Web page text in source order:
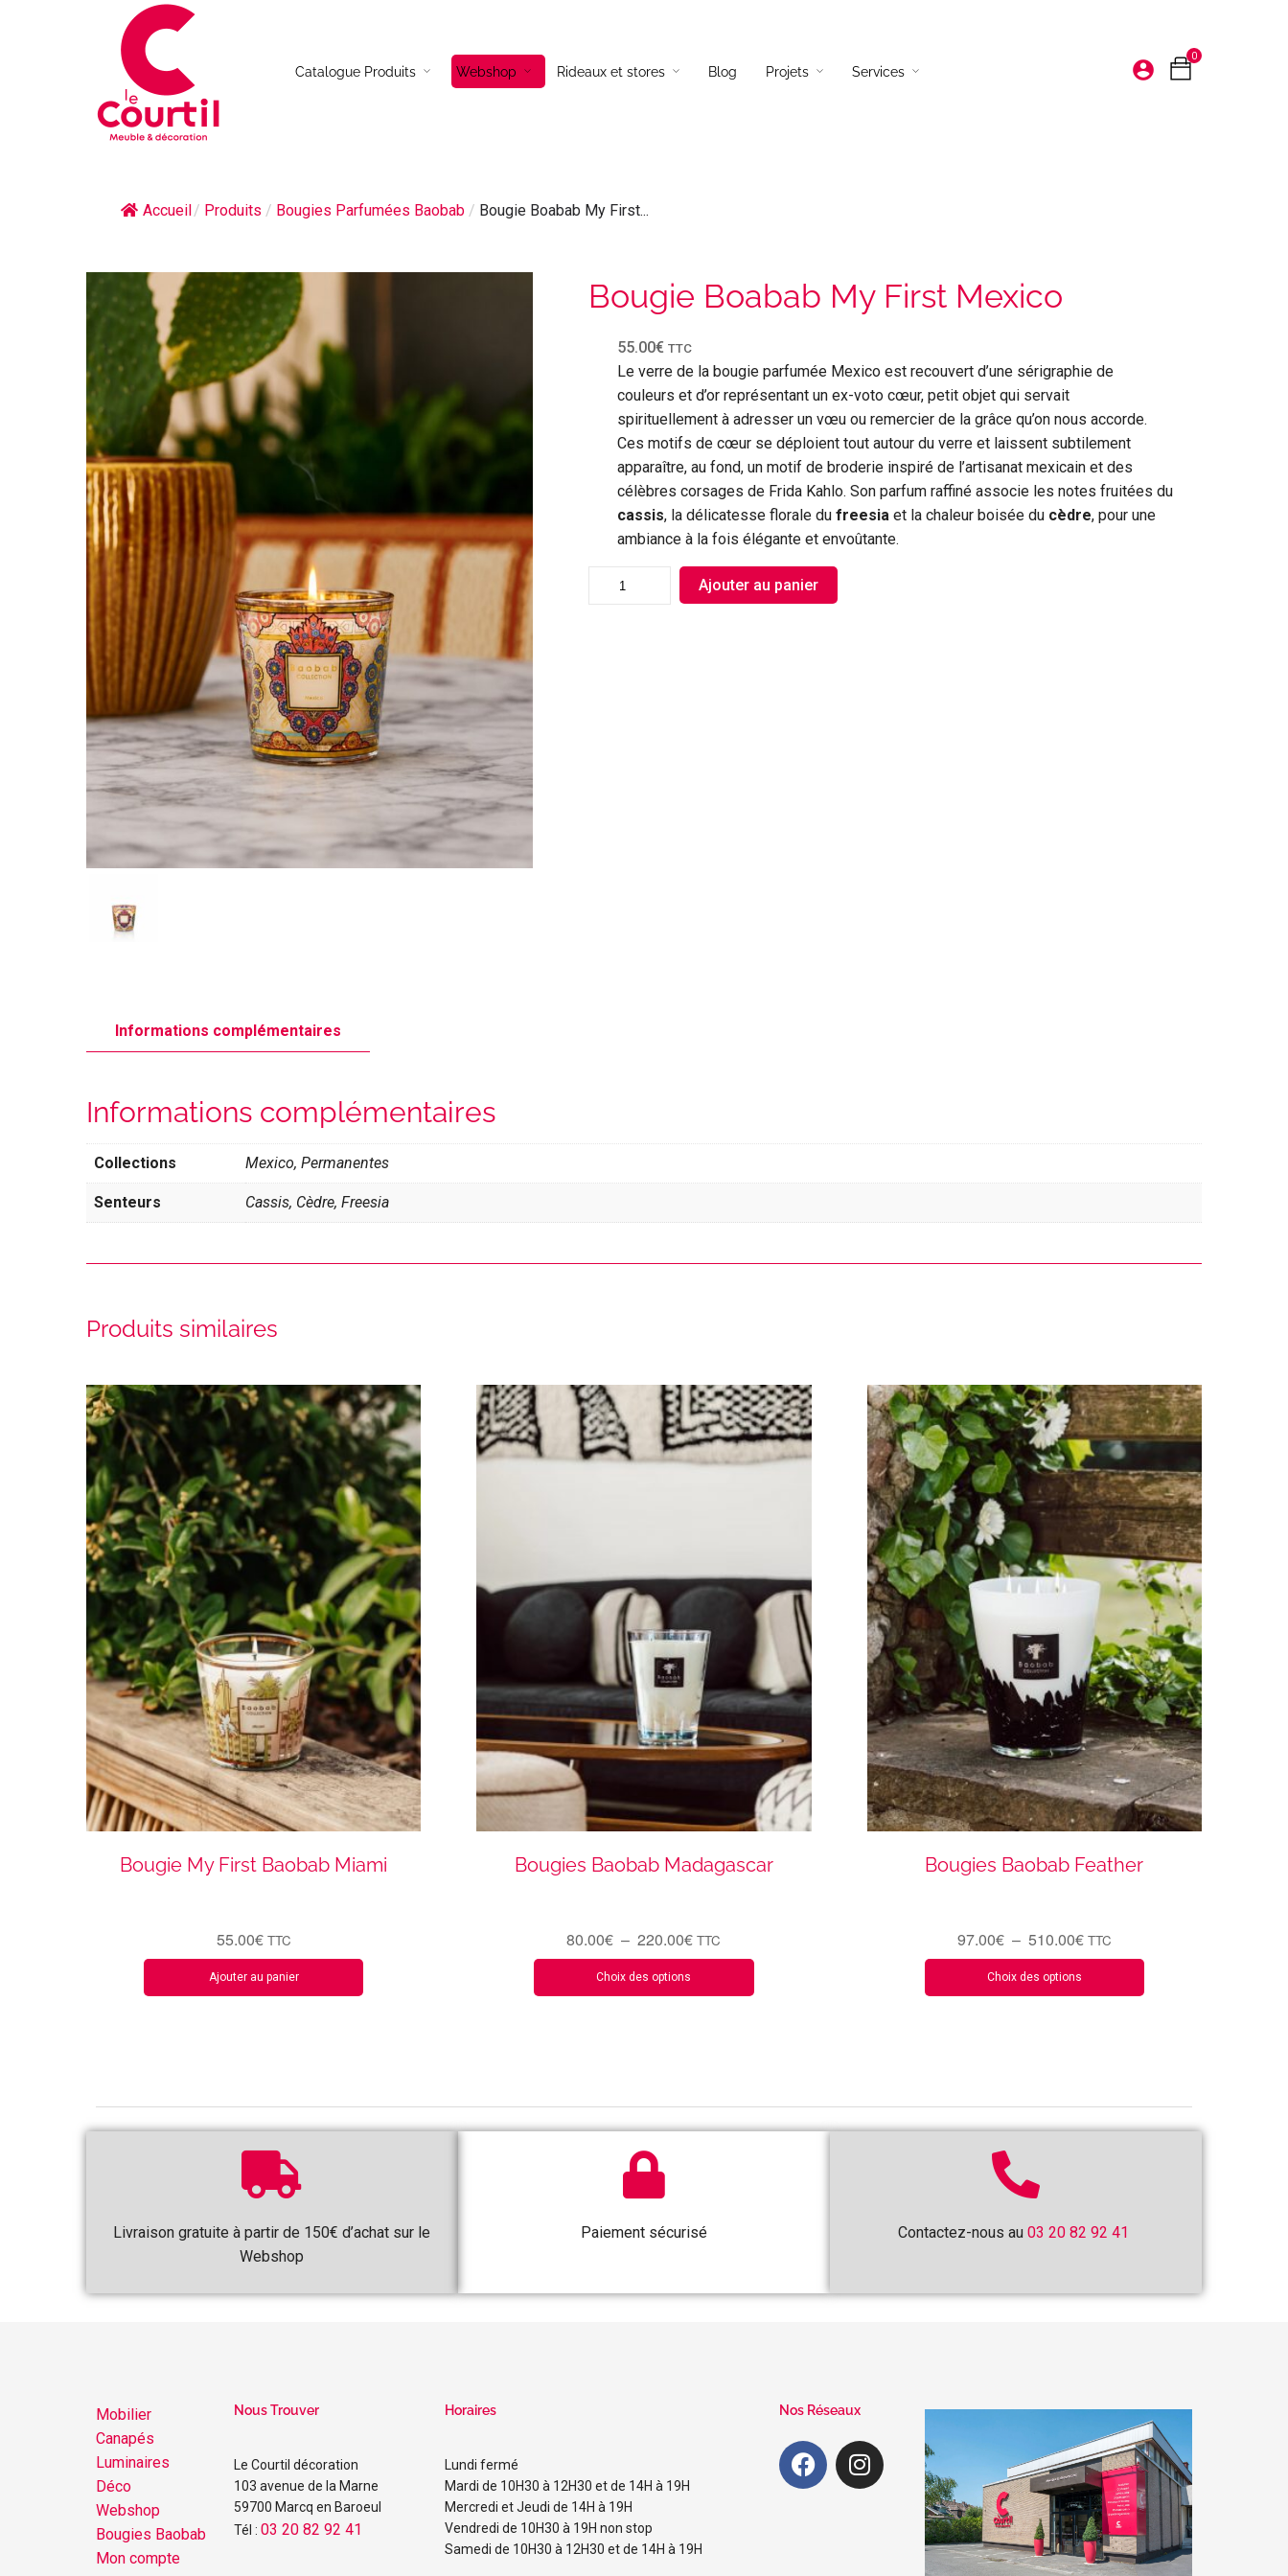
Catalogue Produits
Table de repas
Table basse
Meuble TV
Console
Table d’appoint
Canapés d’angles
Tapis
Webshop Rideaux et stores Blog Projets Services account_circle
0
Accueil/ Produits / Bougies Parfumées Baobab / Bougie Boabab My First...
Bougie Boabab My First Mexico
55.00€ TTC
Le verre de la bougie parfumée Mexico est recouvert d’une sérigraphie de
couleurs et d’or représentant un ex-voto cœur, petit objet qui servait
spirituellement à adresser un vœu ou remercier de la grâce qu’on nous accorde.
Ces motifs de cœur se déploient tout autour du verre et laissent subtilement
apparaître, au fond, un motif de broderie inspiré de l’artisanat mexicain et des
célèbres corsages de Frida Kahlo. Son parfum raffiné associe les notes fruitées du
cassis, la délicatesse florale du freesiaet la chaleur boisée du cèdre, pour une
ambiance à la fois élégante et envoûtante.
Ajouter au panier
Informations complémentaires
Informations complémentaires
Collections Mexico, Permanentes
Senteurs Cassis, Cèdre, Freesia
Produits similaires
Bougie My First Baobab Miami
55.00€ TTC
Ajouter au panier
Bougies Baobab Madagascar
80.00€ – 220.00€ TTC
Choix des options
Bougies Baobab Feather
97.00€ – 510.00€ TTC
Choix des options
Livraison gratuite à partir de 150€ d’achat sur le
Webshop
Paiement sécurisé Contactez-nous au03 20 82 92 41
Mobilier
Canapés
Luminaires
Déco
Webshop
Bougies Baobab
Mon compte
Nous Trouver
Le Courtil décoration
103 avenue de la Marne
59700 Marcq en Baroeul
Tél : 03 20 82 92 41
Horaires
Lundi fermé
Mardi de 10H30 à 12H30 et de 14H à 19H
Mercredi et Jeudi de 14H à 19H
Vendredi de 10H30 à 19H non stop
Samedi de 10H30 à 12H30 et de 14H à 19H
Nos Réseaux